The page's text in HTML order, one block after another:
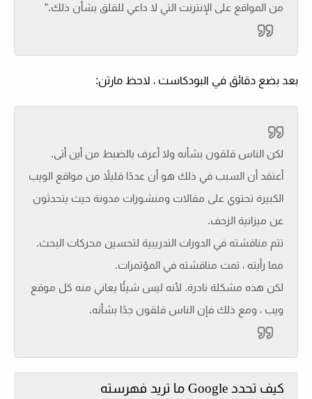
من المواقع على الإنترنت التي لا داعي للقلق بشأن ذلك.”
بعد بضع دقائق في البودكاست ، لاحظ مارتن:
لكن الناس قلقون بشأنه ولا أعرف بالضبط من أين أتى.
أعتقد أن السبب في ذلك هو أن عددًا قليلاً من مواقع الويب
الكبيرة تحتوي على مقالات ومنشورات مدونة حيث يتحدثون
عن ميزانية الزحف.
تتم مناقشته في الدورات التدريبية لتحسين محركات البحث.
مما رأيته ، تمت مناقشته في المؤتمرات.
لكن هذه مشكلة نادرة. لأنه ليس شيئًا يعاني منه كل موقع
ويب ، ومع ذلك فإن الناس قلقون جدًا بشأنه.
كيف تحدد Google ما تريد فهرسته